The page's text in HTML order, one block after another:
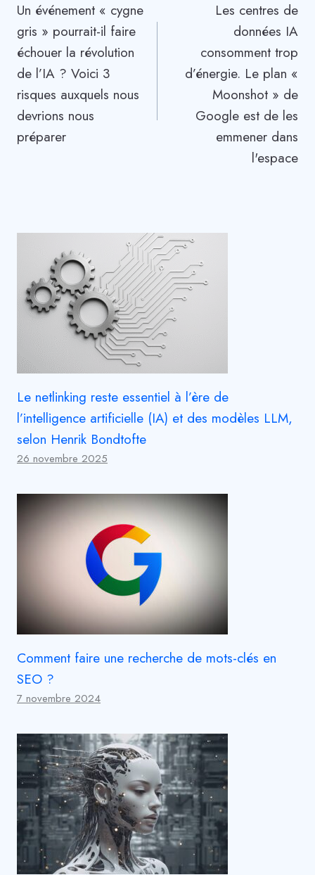
de
l’article
Un événement « cygne
gris » pourrait-il faire
échouer la révolution
de l’IA ? Voici 3
risques auxquels nous
devrions nous
préparer
Les centres de
données IA
consomment trop
d’énergie. Le plan «
Moonshot » de
Google est de les
emmener dans
l'espace
Le netlinking reste essentiel à l’ère de
l’intelligence artificielle (IA) et des modèles LLM,
selon Henrik Bondtofte
26 novembre 2025
Comment faire une recherche de mots-clés en
SEO ?
7 novembre 2024